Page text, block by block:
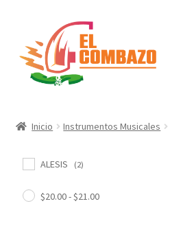
Inicio Instrumentos Musicales
ALESIS (2)
$20.00-$21.00